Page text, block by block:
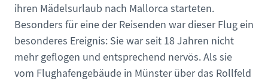
ihren Mädelsurlaub nach Mallorca starteten.
Besonders für eine der Reisenden war dieser Flug ein
besonderes Ereignis: Sie war seit 18 Jahren nicht
mehr geflogen und entsprechend nervös. Als sie
vom Flughafengebäude in Münster über das Rollfeld